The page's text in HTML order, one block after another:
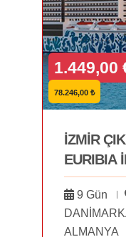
1.449,00
78.246,00 ₺
İZMİR
9 Gün
ALMANYA